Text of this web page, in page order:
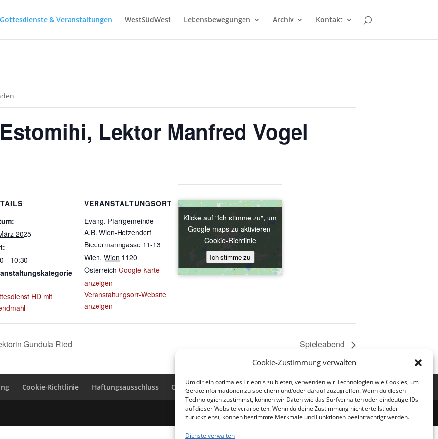
Cookie-Zustimmung verwalten
Um dir ein optimales Erlebnis zu bieten, verwenden wir Technologien wie Cookies, um
Geräteinformationen zu speichern und/oder darauf zuzugreifen. Wenn du diesen
Technologien zustimmst, können wir Daten wie das Surfverhalten oder eindeutige IDs
auf dieser Website verarbeiten. Wenn du deine Zustimmung nicht erteilst oder
zurückziehst, können bestimmte Merkmale und Funktionen beeinträchtigt werden.
Dienste verwalten
Gottesdienste & Veranstaltungen WestSüdWest Lebensbewegungen Archiv Kontakt
Lektor Manfred Vogel
2025
- 10:30
HD mit
VERANSTALTUNGSORT
Evang. Pfarrgemeinde
A.B. Wien-Hetzendorf
Biedermanngasse 11-13
Wien, Wien 1120
Österreich Google Karte
anzeigen
Veranstaltungsort-Website
anzeigen
Klicke auf "Ich stimme zu", um
Google maps zu aktivieren
Cookie-Richtlinie
Ich stimme zu
Klicke auf "Ich stimme zu", um
Google maps zu aktivieren
Cookie-Richtlinie
Ich stimme zu
Gundula Riedl Spieleabend
Cookie-Richtlinie Haftungsausschluss Cookie-Richtlinie (EU)